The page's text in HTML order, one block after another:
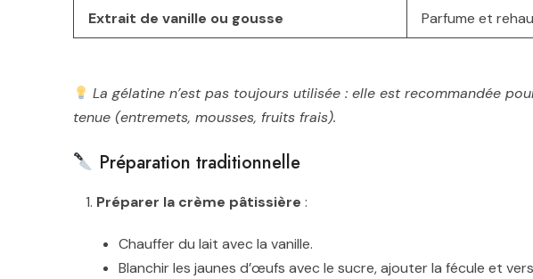
Extrait de vanille ou gousse Parfume et
La gélatine n’est pas toujours utilisée : elle est recommandée
tenue (entremets, mousses, fruits frais).
Préparation traditionnelle
Préparer la crème pâtissière :
Chauffer du lait avec la vanille.
Blanchir les jaunes d’œufs avec le sucre, ajouter la fécule et